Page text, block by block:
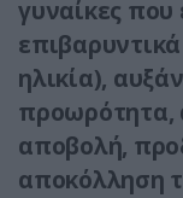
γυναίκες
ηλικία),
προωρότητα,
αποβολή,
αποκόλληση